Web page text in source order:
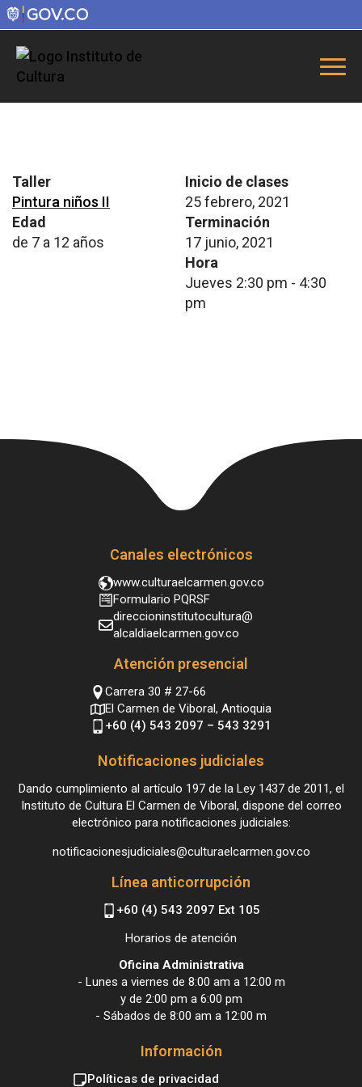
Taller
Pintura niños II
Edad
de 7 a 12 años
Inicio de clases
25 febrero, 2021
Terminación
17 junio, 2021
Hora
Jueves 2:30 pm - 4:30
pm
Canales electrónicos
www.culturaelcarmen.gov.co
Formulario PQRSF
direccioninstitutocultura@
alcaldiaelcarmen.gov.co
Atención presencial
Carrera 30 # 27-66
El Carmen de Viboral, Antioquia
+60 (4) 543 2097 – 543 3291
Notificaciones judiciales
Dando cumplimiento al artículo 197 de la Ley 1437 de 2011, el
Instituto de Cultura El Carmen de Viboral, dispone del correo
electrónico para notificaciones judiciales:
notificacionesjudiciales@culturaelcarmen.gov.co
Línea anticorrupción
+60 (4) 543 2097 Ext 105
Horarios de atención
Oficina Administrativa
- Lunes a viernes de 8:00 am a 12:00 m
y de 2:00 pm a 6:00 pm
- Sábados de 8:00 am a 12:00 m
Información
Políticas de privacidad